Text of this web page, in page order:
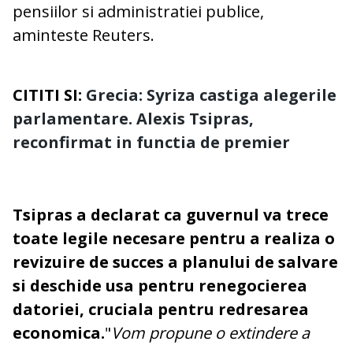
pensiilor si administratiei publice,
aminteste Reuters.
CITITI SI: Grecia: Syriza castiga alegerile
parlamentare. Alexis Tsipras,
reconfirmat in functia de premier
Tsipras a declarat ca guvernul va trece
toate legile necesare pentru a realiza o
revizuire de succes a planului de salvare
si deschide usa pentru renegocierea
datoriei, cruciala pentru redresarea
economica."Vom propune o extindere a